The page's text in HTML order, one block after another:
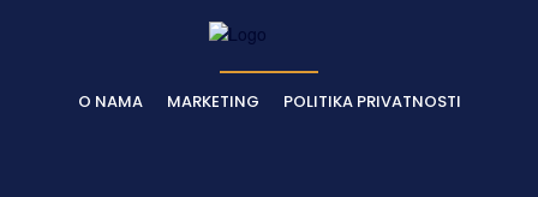
O NAMA MARKETING POLITIKA PRIVATNOSTI